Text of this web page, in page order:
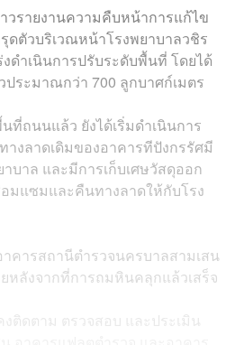
วรายงานความคืบหน้าการแก้ไข
ตัวบริเวณหน้าโรงพยาบาลวชิร
งดำเนินการปรับระดับพื้นที่ โดยได้
ระมาณกว่า 700 ลูกบาศก์เมตร
ที่ถนนแล้ว ยังได้เริ่มดำเนินการ
งลาดเดิมของอาคารทีปังกรรัศมี
บาล และมีการเก็บเศษวัสดุออก
มแซมและคืนทางลาดให้กับโรง
คารสถานีตำรวจนครบาลสามเสน
หลังจากที่การถมหินคลุกแล้วเสร็จ
ติดตาม ตรวจสอบ และประเมิน